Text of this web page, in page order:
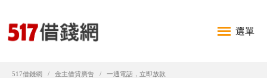
選單
517借錢網 金主借貸廣告 一通電話，立即放款